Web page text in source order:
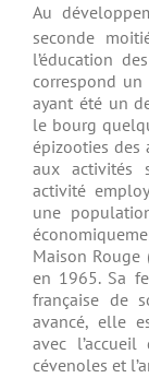
Au
seconde
l’éducation
correspond un
ayant été un
le bourg
épizooties
aux activités
activité
une
Maison Rouge
en 1965. Sa
française de
avancé, elle
avec
cévenoles et